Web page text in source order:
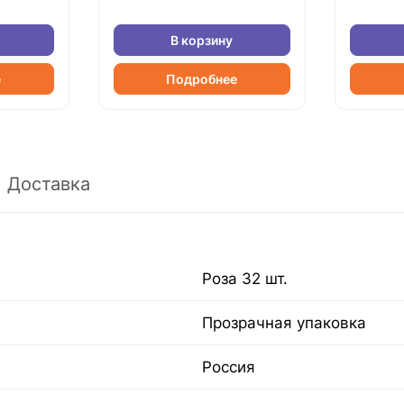
В корзину
Подробнее
Доставка
Роза 32 шт.
Прозрачная упаковка
Россия